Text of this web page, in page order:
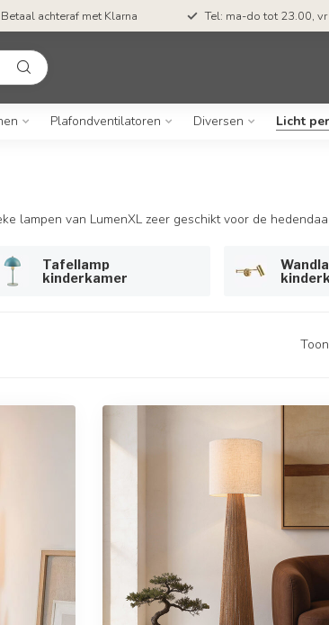
achteraf met Klarna Tel: ma-do tot 23.00,
Plafondventilatoren Diversen Licht
lampen van LumenXL zeer geschikt voor de
Tafellamp
kinderkamer